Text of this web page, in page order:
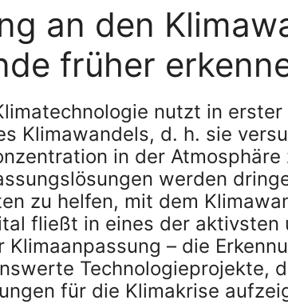
an den
früher
nutzt in
Klimawandels, d. h. sie
in der Atmosphäre
werden
zu helfen, mit dem
fließt in eines der aktivsten
Klimaanpassung – die
Technologieprojekte,
für die Klimakrise